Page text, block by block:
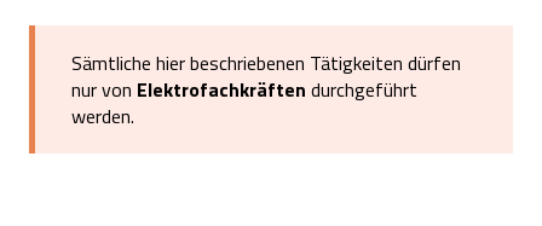
Sämtliche hier beschriebenen Tätigkeiten dürfen
nur von Elektrofachkräften durchgeführt
werden.